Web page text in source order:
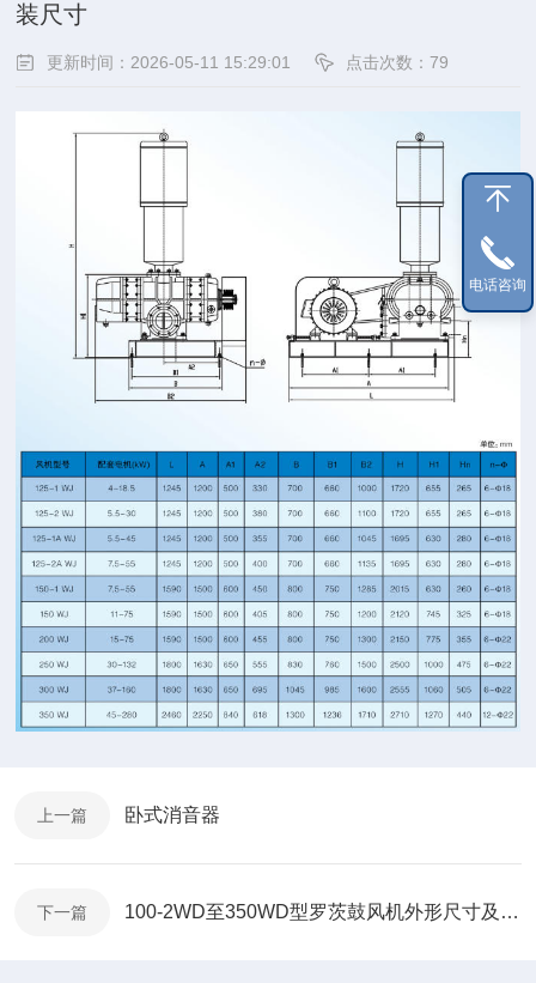
装尺寸
更新时间：2026-05-11 15:29:01 点击次数：79
上一篇 卧式消音器
下一篇 100-2WD至350WD型罗茨鼓风机外形尺寸及安装尺寸
电话咨询